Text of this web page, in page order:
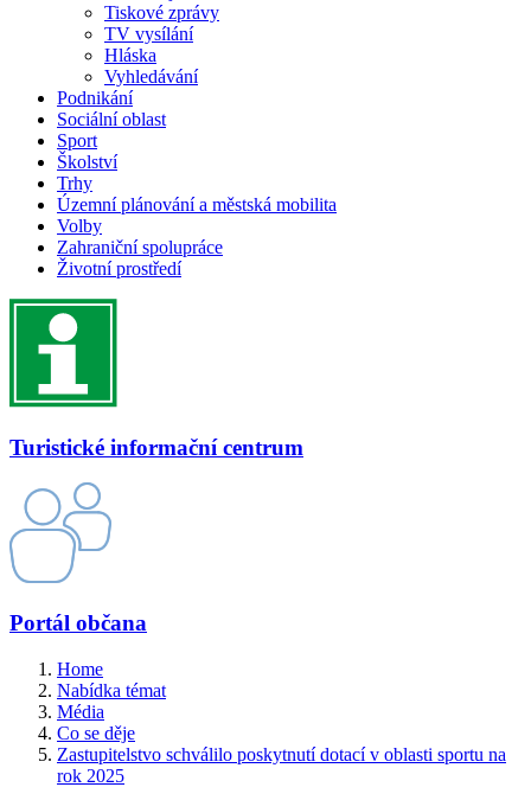
Tiskové zprávy
TV vysílání
Hláska
Vyhledávání
Podnikání
Sociální oblast
Sport
Školství
Trhy
Územní plánování a městská mobilita
Volby
Zahraniční spolupráce
Životní prostředí
Turistické informační centrum
Portál občana
Home
Nabídka témat
Média
Co se děje
Zastupitelstvo schválilo poskytnutí dotací v oblasti sportu na
rok 2025